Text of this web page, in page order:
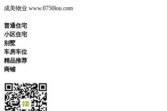
成美物业 www.0750lou.com
普通住宅
小区住宅
别墅
车房车位
精品推荐
商铺